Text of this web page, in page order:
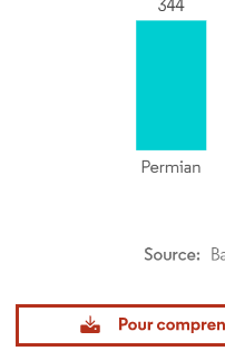
Image © Mordor Intelligence. La